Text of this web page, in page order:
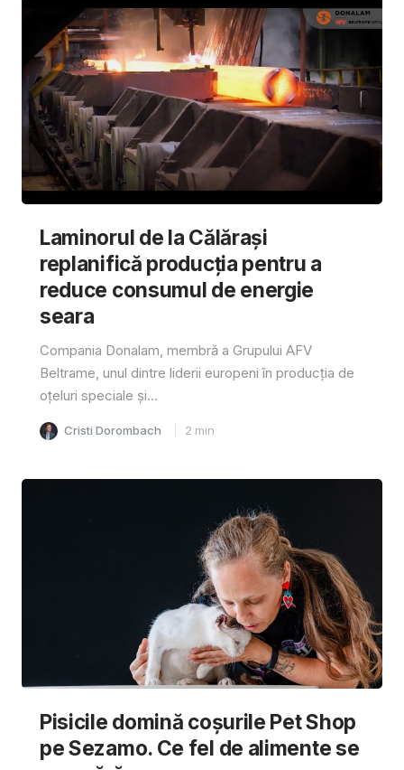
Laminorul de la Călărași
replanifică producția pentru a
reduce consumul de energie
seara
Compania Donalam, membră a Grupului AFV
Beltrame, unul dintre liderii europeni în producția de
oțeluri speciale și...
Cristi Dorombach 2 min
Pisicile domină coșurile Pet Shop
pe Sezamo. Ce fel de alimente se